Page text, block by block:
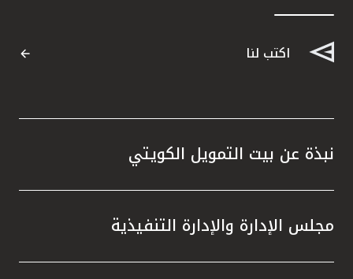
اتصل بنا
مواقع الفروع وأجهزة الصرف الآلي
مصر
اكتب لنا
نبذة عن بيت التمويل الكويتي
مجلس الإدارة والإدارة التنفيذية